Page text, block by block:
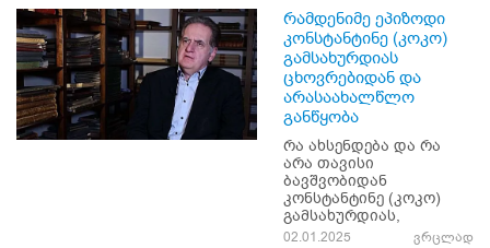
რამდენიმე ეპიზოდი
კონსტანტინე (კოკო)
გამსახურდიას
ცხოვრებიდან და
არასაახალწლო
განწყობა
რა ახსენდება და რა
არა თავისი
ბავშვობიდან
კონსტანტინე (კოკო)
გამსახურდიას,
02.01.2025 ვრცლად